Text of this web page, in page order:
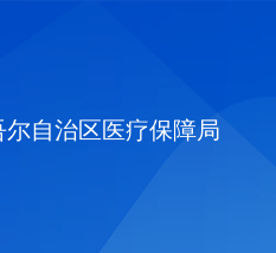
尔自治区医疗保障局